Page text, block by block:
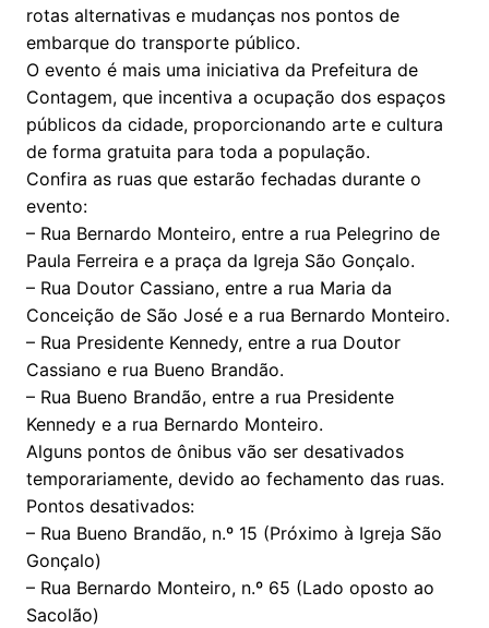
rotas alternativas e mudanças nos pontos de
embarque do transporte público.
O evento é mais uma iniciativa da Prefeitura de
Contagem, que incentiva a ocupação dos espaços
públicos da cidade, proporcionando arte e cultura
de forma gratuita para toda a população.
Confira as ruas que estarão fechadas durante o
evento:
– Rua Bernardo Monteiro, entre a rua Pelegrino de
Paula Ferreira e a praça da Igreja São Gonçalo.
– Rua Doutor Cassiano, entre a rua Maria da
Conceição de São José e a rua Bernardo Monteiro.
– Rua Presidente Kennedy, entre a rua Doutor
Cassiano e rua Bueno Brandão.
– Rua Bueno Brandão, entre a rua Presidente
Kennedy e a rua Bernardo Monteiro.
Alguns pontos de ônibus vão ser desativados
temporariamente, devido ao fechamento das ruas.
Pontos desativados:
– Rua Bueno Brandão, n.º 15 (Próximo à Igreja São
Gonçalo)
– Rua Bernardo Monteiro, n.º 65 (Lado oposto ao
Sacolão)